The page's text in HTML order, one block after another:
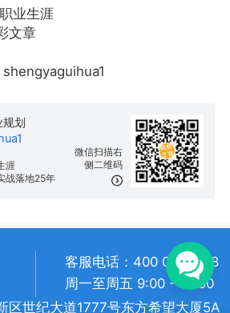
业生涯
文章
微信扫描右
侧二维码
规划
涯
战落地25年
客服电话：400 057 1108
周一至周五 9:00 - 18:00
区世纪大道1777号东方希望大厦5A